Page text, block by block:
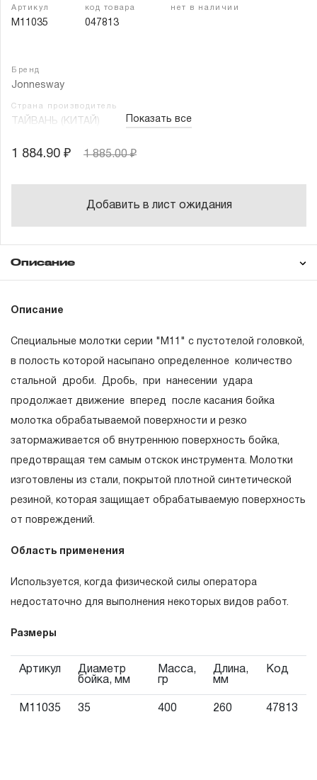
Артикул
M11035
код товара
047813
нет в наличии
Бренд
Jonnesway
Страна производитель
ТАЙВАНЬ (КИТАЙ) Показать все
1 884.90 ₽ 1 885.00 ₽
Добавить в лист ожидания
Описание
Описание
Специальные молотки серии "М11" с пустотелой головкой,
в полость которой насыпано определенное количество
стальной дроби. Дробь, при нанесении удара
продолжает движение вперед после касания бойка
молотка обрабатываемой поверхности и резко
затормаживается об внутреннюю поверхность бойка,
предотвращая тем самым отскок инструмента. Молотки
изготовлены из стали, покрытой плотной синтетической
резиной, которая защищает обрабатываемую поверхность
от повреждений.
Область применения
Используется, когда физической силы оператора
недостаточно для выполнения некоторых видов работ.
Размеры
Артикул
Диаметр
бойка, мм
Масса,
гр
Длина,
мм
Код
M11035 35 400 260 47813
Понятие «ПОЖИЗНЕННАЯ ГАРАНТИЯ».
1.1 Понятие «ПОЖИЗНЕННАЯ ГАРАНТИЯ» включает в
себя признание неограниченного срока поддержания
гарантийных обязательств в течение всего периода
эксплуатации изделия, а также замена или ремонт
вышедшего из строя инструмента, если при
проведении технической экспертизы было
изготовлении изделия некачественные материалы или
правил эксплуатации, обслуживания, транспортировки
и хранения, применяемых для ручного слесарно-
монтажного инструмента.
2. Понятие «ОГРАНИЧЕННАЯ ГАРАНТИЯ»